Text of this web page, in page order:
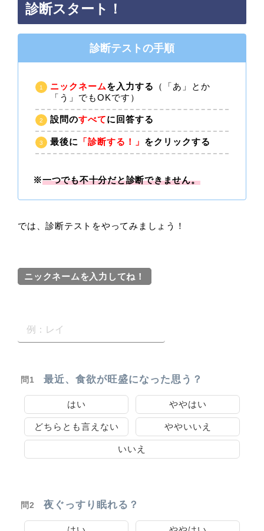
診断スタート！
診断テストの手順
ニックネームを入力する
（「あ」とか
「う」でもOKです）
設問のすべてに回答する
最後に 「診断する！」 をクリックする
※一つでも不十分だと診断できません。
では、診断テストをやってみましょう！
ニックネームを入力してね！
問1 最近、食欲が旺盛になった思う？
はい ややはい
どちらとも言えない ややいいえ
いいえ
問2 夜ぐっすり眠れる？